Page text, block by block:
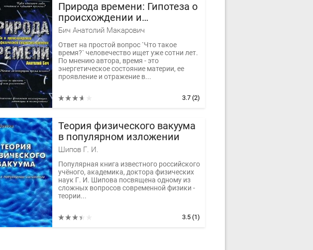
Природа времени: Гипотеза о
происхождении и
физической сущности
времени
Бич Анатолий Макарович
Ответ на простой вопрос `Что такое
время?` человечество ищет уже сотни лет.
По мнению автора, время - это
энергетическое состояние материи, ее
проявление и отражение в...
3.7(2)
Теория физического вакуума
в популярном изложении
Шипов Г. И.
Популярная книга известного российского
учёного, академика, доктора физических
наук Г. И. Шипова посвящена одному из
сложных вопросов современной физики -
теории...
3.5(1)